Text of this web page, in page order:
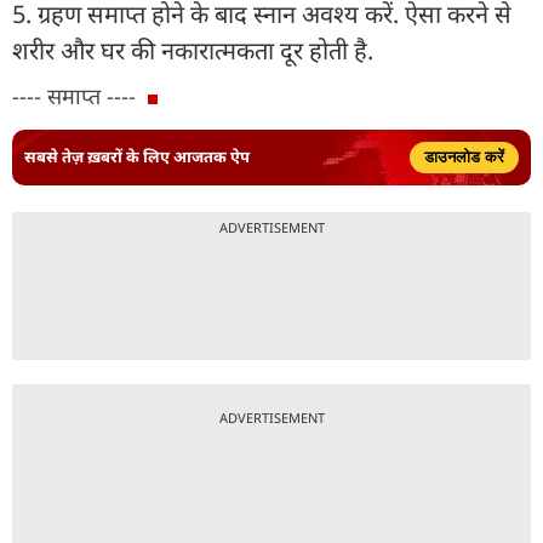
5. ग्रहण समाप्त होने के बाद स्नान अवश्य करें. ऐसा करने से
शरीर और घर की नकारात्मकता दूर होती है.
---- समाप्त ----
सबसे तेज़ ख़बरों के लिए आजतक ऐप डाउनलोड करें
ADVERTISEMENT
ADVERTISEMENT